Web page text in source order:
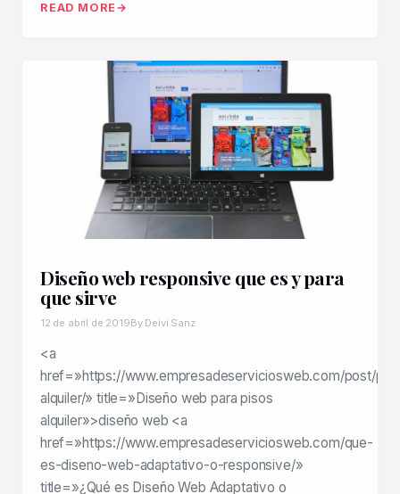
READ MORE
Diseño web responsive que es y para
que sirve
12 de abril de 2019By Deivi Sanz
<a
href=»https://www.empresadeserviciosweb.com/post/
alquiler/» title=»Diseño web para pisos
alquiler»>diseño web <a
href=»https://www.empresadeserviciosweb.com/que-
es-diseno-web-adaptativo-o-responsive/»
title=»¿Qué es Diseño Web Adaptativo o